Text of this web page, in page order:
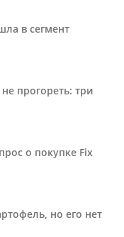
в сегмент
прогореть: три
о покупке Fix
но его нет